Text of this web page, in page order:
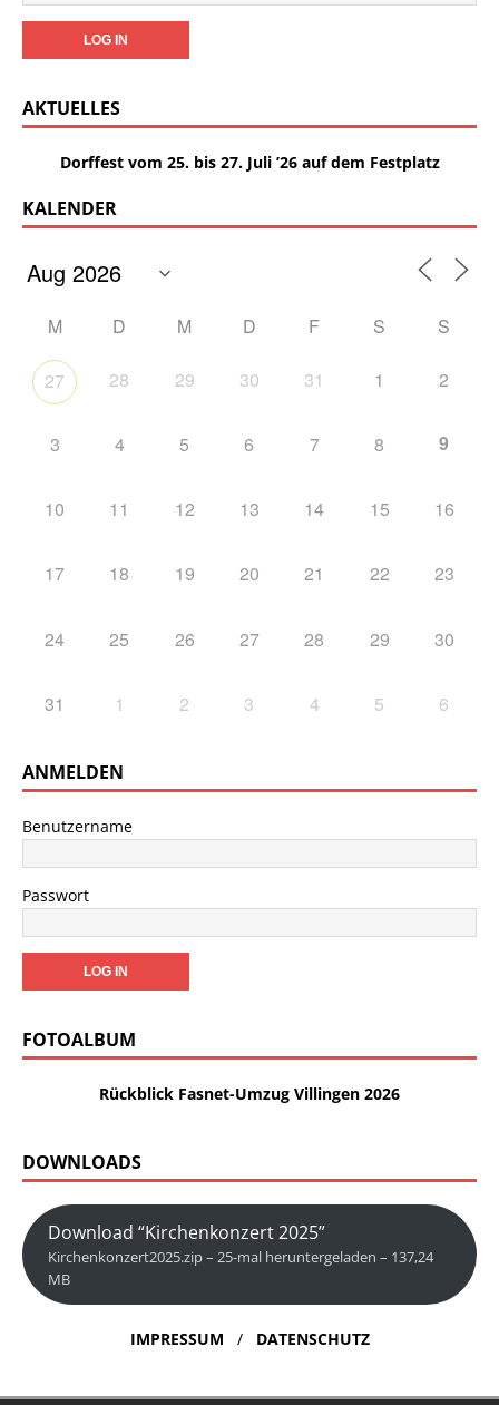
AKTUELLES
Dorffest vom 25. bis 27. Juli ’26 auf dem Festplatz
KALENDER
M D M D F S S
27 28 29 30 31 1 2
3 4 5 6 7 8 9
10 11 12 13 14 15 16
17 18 19 20 21 22 23
24 25 26 27 28 29 30
31 1 2 3 4 5 6
ANMELDEN
Benutzername
Passwort
FOTOALBUM
Rückblick Fasnet-Umzug Villingen 2026
DOWNLOADS
Download “Kirchenkonzert 2025”
Kirchenkonzert2025.zip – 25-mal heruntergeladen – 137,24
MB
IMPRESSUM / DATENSCHUTZ